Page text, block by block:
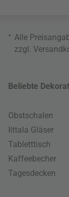
* Alle
zzgl.
Beliebte
Obstschalen
Iittala Gläser
Tabletttisch
Kaffeebecher
Tagesdecken